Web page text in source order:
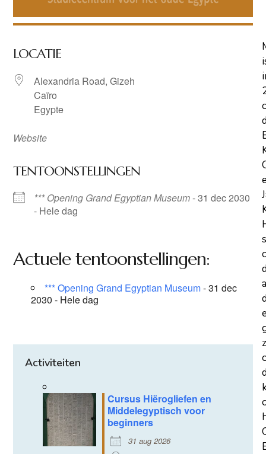
LOCATIE
Alexandria Road, Gizeh
Caïro
Egypte
Website
TENTOONSTELLINGEN
*** Opening Grand Egyptian Museum- 31 dec 2030
- Hele dag
Actuele tentoonstellingen:
*** Opening Grand Egyptian Museum- 31 dec
2030 - Hele dag
Activiteiten
Cursus Hiërogliefen en
Middelegyptisch voor
beginners
31 aug 2026